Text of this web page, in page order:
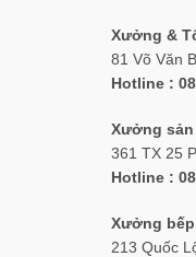
Xưởng &
81 Võ Văn
Hotline :
Xưởng sản
361 TX 25
Hotline :
Xưởng
213 Quốc